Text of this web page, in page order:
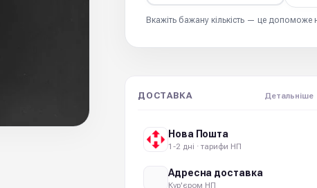
Вкажіть бажану кількість — це
ДОСТАВКА Детальніше
Нова Пошта
1-2 дні · тарифи НП
Адресна доставка
Кур'єром НП